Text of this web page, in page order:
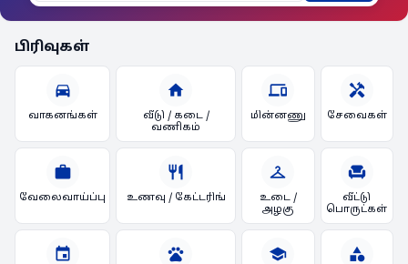
பிரிவுகள்
directions_car
வாகனங்கள்
home
வீடு / கடை /
வணிகம்
devices
மின்னணு
handyman
சேவைகள்
work
வேலைவாய்ப்பு
restaurant
உணவு / கேட்டரிங்
checkroom
உடை /
அழகு
chair
வீட்டு
பொருட்கள்
event pets school category